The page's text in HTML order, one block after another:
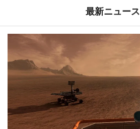
最新ニュース